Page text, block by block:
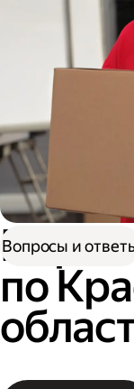
по
Вопросы и